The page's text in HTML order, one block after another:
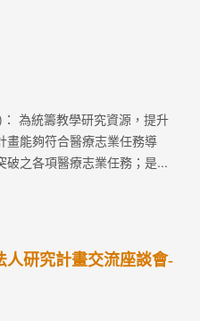
為統籌教學研究資源，提升
畫能夠符合醫療志業任務導
破之各項醫療志業任務；是...
人研究計畫交流座談會-